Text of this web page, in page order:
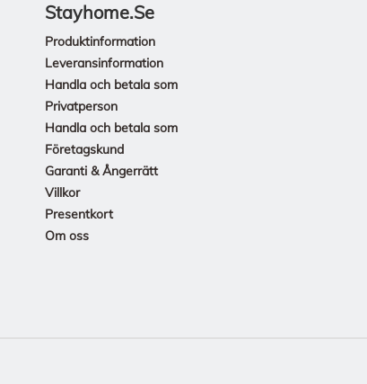
Stayhome.se
Produktinformation
Leveransinformation
Handla och betala som
Privatperson
Handla och betala som
Företagskund
Garanti & Ångerrätt
Villkor
Presentkort
Om oss